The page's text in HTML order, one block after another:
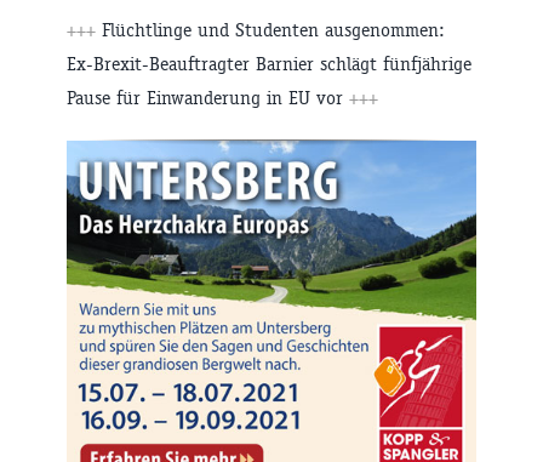
+++ Flüchtlinge und Studenten ausgenommen:
Ex-Brexit-Beauftragter Barnier schlägt fünfjährige
Pause für Einwanderung in EU vor +++